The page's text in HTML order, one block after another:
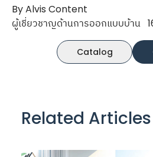
By Alvis Content
ผู้เชี่ยวชาญด้านการออกแบบบ้าน
Catalog
Related Articles